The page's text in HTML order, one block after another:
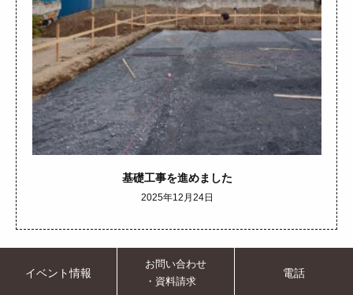
基礎工事を進めました
2025年12月24日
イベント情報
お問い合わせ
・資料請求
電話